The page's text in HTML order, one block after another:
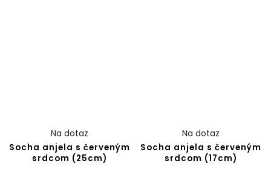
Socha anjela s červeným
srdcom (25cm)
Na dotaz
Socha anjela s červeným
srdcom (17cm)
Na dotaz